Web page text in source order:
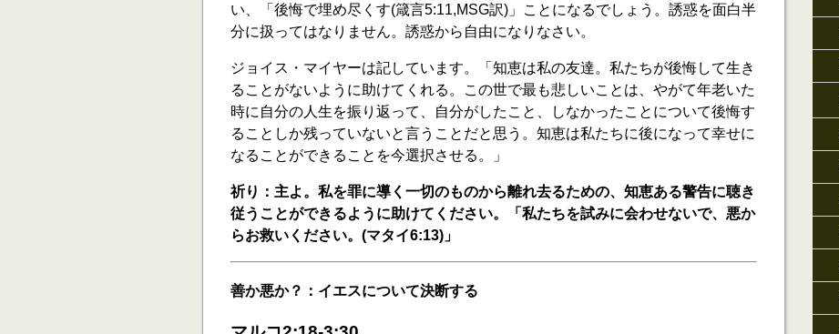
い、「後悔で埋め尽くす(箴言5:11,MSG訳)」ことになるでしょう。誘惑を面白半
分に扱ってはなりません。誘惑から自由になりなさい。
ジョイス・マイヤーは記しています。「知恵は私の友達。私たちが後悔して生き
ることがないように助けてくれる。この世で最も悲しいことは、やがて年老いた
時に自分の人生を振り返って、自分がしたこと、しなかったことについて後悔す
ることしか残っていないと言うことだと思う。知恵は私たちに後になって幸せに
なることができることを今選択させる。」
祈り：主よ。私を罪に導く一切のものから離れ去るための、知恵ある警告に聴き
従うことができるように助けてください。「私たちを試みに会わせないで、悪か
らお救いください。(マタイ6:13)」
善か悪か？：イエスについて決断する